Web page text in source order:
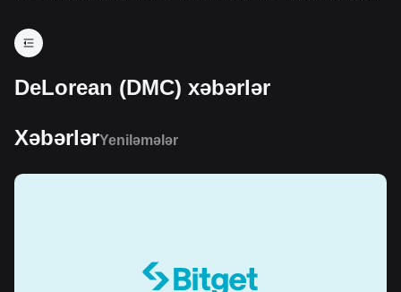
DeLorean (DMC) xəbərlər
XəbərlərYeniləmələr